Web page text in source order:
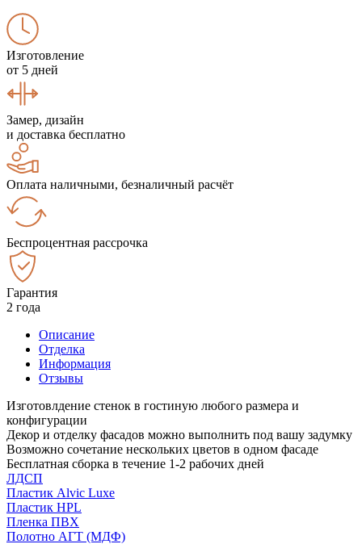
Изготовление
от 5 дней
Замер, дизайн
и доставка бесплатно
Оплата наличными, безналичный расчёт
Беспроцентная рассрочка
Гарантия
2 года
Описание
Отделка
Информация
Отзывы
Изготовлдение стенок в гостиную любого размера и
конфигурации
Декор и отделку фасадов можно выполнить под вашу задумку
Возможно сочетание нескольких цветов в одном фасаде
Бесплатная сборка в течение 1-2 рабочих дней
ЛДСП
Пластик Alvic Luxe
Пластик HPL
Пленка ПВХ
Полотно АГТ (МДФ)